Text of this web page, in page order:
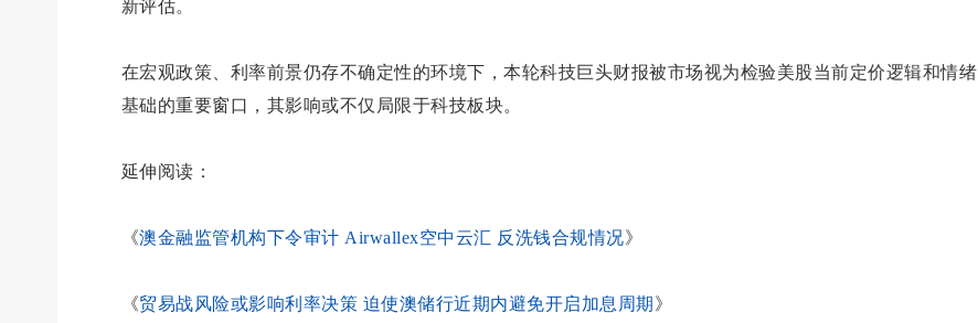
新评估。
在宏观政策、利率前景仍存不确定性的环境下，本轮科技巨头财报被市场视为检验美股当前定价逻辑和情绪
基础的重要窗口，其影响或不仅局限于科技板块。
延伸阅读：
《澳金融监管机构下令审计 Airwallex空中云汇 反洗钱合规情况》
《贸易战风险或影响利率决策 迫使澳储行近期内避免开启加息周期 》